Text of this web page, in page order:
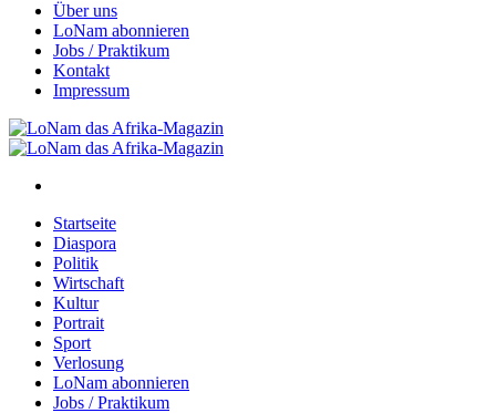
Über uns
LoNam abonnieren
Jobs / Praktikum
Kontakt
Impressum
Startseite
Diaspora
Politik
Wirtschaft
Kultur
Portrait
Sport
Verlosung
LoNam abonnieren
Jobs / Praktikum